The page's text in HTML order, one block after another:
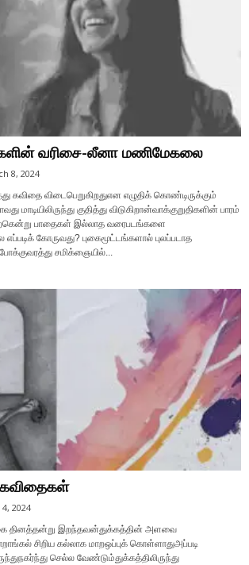
வரிசை-லீனா மணிமேகலை
8, 2024
கவிதை விடைபெறுகிறதுஎன எழுதிக் கொண்டிருக்கும்
மாடியிலிருந்து குதித்து விடுகிறான்வாக்குறுதிகளின் பாரம்
பாதைகள் இல்லாத வரைபடங்களை
கோருவது? புகைமூட்டங்களால் புலப்படாத
சமிக்ஞையில்...
2024
தினத்தன்று இறந்தவன்துக்கத்தின் அளவை
சிறிய கல்லாக மாறஒப்புக் கொள்ளாதுஅப்படி
செல்ல வேண்டும்துக்கத்திலிருந்து